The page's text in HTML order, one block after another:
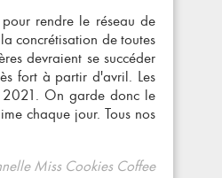
rendre le réseau de
concrétisation de toutes
devraient se succéder
fort à partir d'avril. Les
2021. On garde donc le
chaque jour.Tous nos
Miss Cookies Coffee